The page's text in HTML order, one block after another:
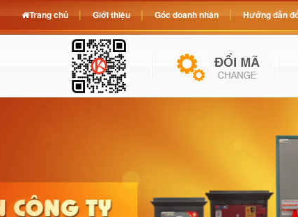
Trang chủ Giới thiệu Góc doanh nhân Hướng dẫn